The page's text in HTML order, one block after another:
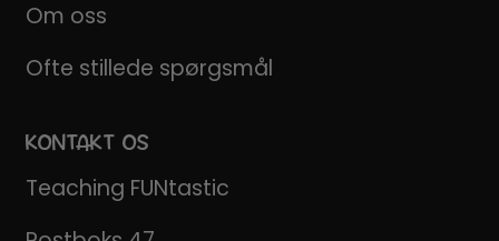
Om oss
Ofte stillede spørgsmål
KONTAKT OS
Teaching FUNtastic